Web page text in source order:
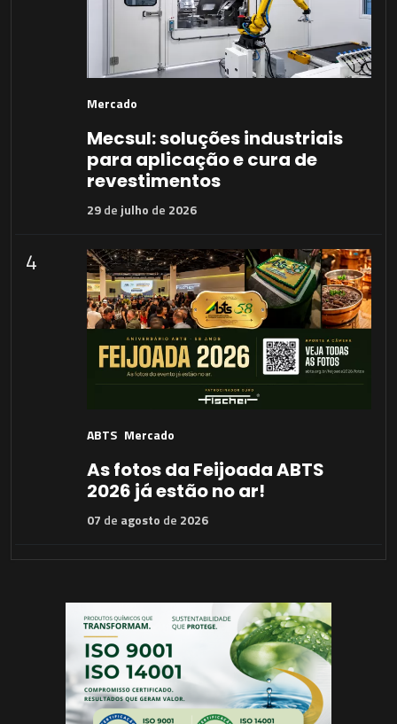
Mercado
Mecsul: soluções industriais
para aplicação e cura de
revestimentos
29de julho de 2026
4
ABTS Mercado
As fotos da Feijoada ABTS
2026 já estão no ar!
07 de agosto de 2026